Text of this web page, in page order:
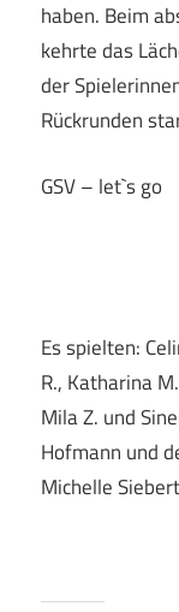
haben. Beim
kehrte das
der
Rückrunden
GSV – let`s go
Es spielten:
R., Katharina
Mila Z. und
Hofmann und
Michelle